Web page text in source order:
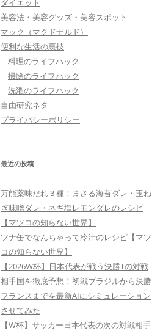
ダイエット
美容法・美容グッズ・美容スポット
マック（マクドナルド）
便利な生活の裏技
料理のライフハック
掃除のライフハック
洗濯のライフハック
自由研究ネタ
プライバシーポリシー
最近の投稿
万能薬味だれ３種！まさる海苔ダレ・玉ね
ぎ味噌ダレ・ネギ塩レモンダレのレシピ
【マツコの知らない世界】
ツナ缶でなんちゃって冷汁のレシピ【マツ
コの知らない世界】
【2026W杯】日本代表が戦う決勝Tの対戦
相手国を徹底予想！初戦ブラジルから決勝
フランスまでを最新AIにシミュレーション
させてみた
【W杯】サッカー日本代表の次の対戦相手